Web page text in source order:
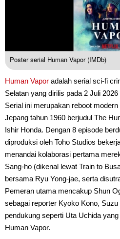
Poster serial Human Vapor (IMDb)
Human Vapor adalah serial sci-fi
Selatan yang dirilis pada 2 Juli
Serial ini merupakan reboot
Jepang tahun 1960 berjudul The
Ishir Honda. Dengan 8 episode
diproduksi oleh Toho Studios
menandai kolaborasi pertama
Sang-ho (dikenal lewat Train to
bersama Ryu Yong-jae, serta
Pemeran utama mencakup Shun
sebagai reporter Kyoko Kono,
pendukung seperti Uta Uchida
Human Vapor.